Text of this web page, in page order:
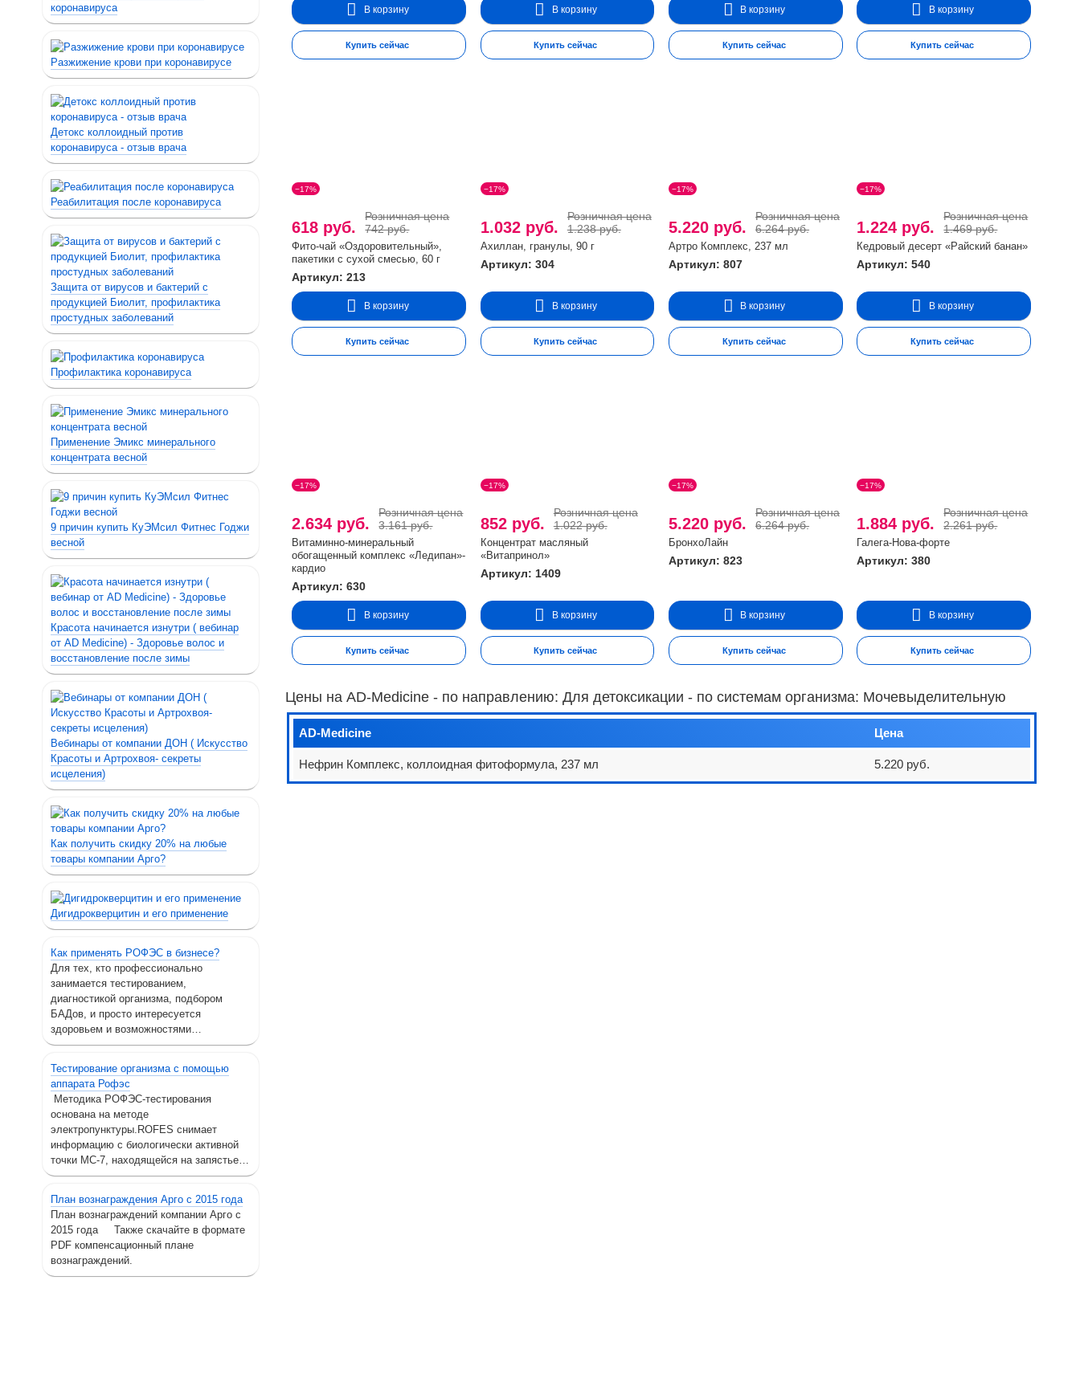
В корзину
Купить сейчас
В корзину
Купить сейчас
В корзину
Купить сейчас
В корзину
Купить сейчас
−17%
618 руб.
Розничная цена
742 руб.
Фито-чай «Оздоровительный»,
пакетики с сухой смесью, 60 г
Артикул: 213
В корзину
Купить сейчас
−17%
1.032 руб.
Розничная цена
1.238 руб.
Ахиллан, гранулы, 90 г
Артикул: 304
В корзину
Купить сейчас
−17%
5.220 руб.
Розничная цена
6.264 руб.
Артро Комплекс, 237 мл
Артикул: 807
В корзину
Купить сейчас
−17%
1.224 руб.
Розничная цена
1.469 руб.
Кедровый десерт «Райский банан»
Артикул: 540
В корзину
Купить сейчас
−17%
2.634 руб.
Розничная цена
3.161 руб.
Витаминно-минеральный
обогащенный комплекс «Ледипан»-
кардио
Артикул: 630
В корзину
Купить сейчас
−17%
852 руб.
Розничная цена
1.022 руб.
Концентрат масляный
«Витапринол»
Артикул: 1409
В корзину
Купить сейчас
−17%
5.220 руб.
Розничная цена
6.264 руб.
БронхоЛайн
Артикул: 823
В корзину
Купить сейчас
−17%
1.884 руб.
Розничная цена
2.261 руб.
Галега-Нова-форте
Артикул: 380
В корзину
Купить сейчас
Цены на AD-Medicine - по направлению: Для детоксикации - по системам организма: Мочевыделительную
AD-Medicine Цена
Нефрин Комплекс, коллоидная фитоформула, 237 мл 5.220 руб.
коронавируса
Разжижение крови при коронавирусе
Детокс коллоидный против
коронавируса - отзыв врача
Реабилитация после коронавируса
Защита от вирусов и бактерий с
продукцией Биолит, профилактика
простудных заболеваний
Профилактика коронавируса
Применение Эмикс минерального
концентрата весной
9 причин купить КуЭМсил Фитнес Годжи
весной
Красота начинается изнутри ( вебинар
от AD Medicine) - Здоровье волос и
восстановление после зимы
Вебинары от компании ДОН ( Искусство
Красоты и Артрохвоя- секреты
исцеления)
Как получить скидку 20% на любые
товары компании Арго?
Дигидрокверцитин и его применение
Как применять РОФЭС в бизнесе?
Для тех, кто профессионально
занимается тестированием,
диагностикой организма, подбором
БАДов, и просто интересуется
здоровьем и возможностями…
Тестирование организма с помощью
аппарата Рофэс
Методика РОФЭС-тестирования
основана на методе
электропунктуры.ROFES снимает
информацию с биологически активной
точки МС-7, находящейся на запястье…
План вознаграждения Арго с 2015 года
План вознаграждений компании Арго с
2015 года Также скачайте в формате
PDF компенсационный плане
вознаграждений.